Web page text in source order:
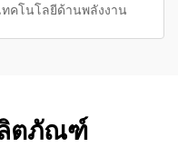
คโนโลยีด้านพลังงาน
ลิตภัณฑ์